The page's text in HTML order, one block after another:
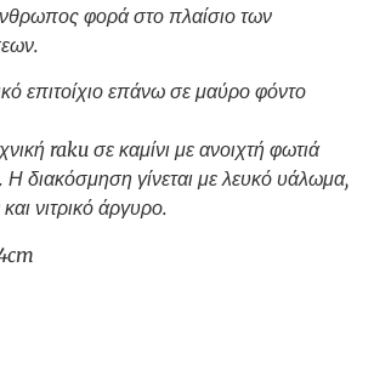
φορά στο πλαίσιο των
επιτοίχιο επάνω σε μαύρο φόντο
raku σε καμίνι με ανοιχτή φωτιά
Η διακόσμηση γίνεται με λευκό υάλωμα,
νιτρικό άργυρο.